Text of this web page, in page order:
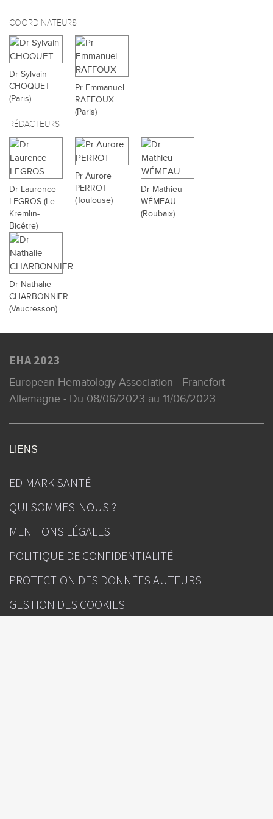
COORDINATEURS
Dr Sylvain
CHOQUET
(Paris)
Pr Emmanuel
RAFFOUX
(Paris)
RÉDACTEURS
Dr Laurence
LEGROS (Le
Kremlin-
Bicêtre)
Pr Aurore
PERROT
(Toulouse)
Dr Mathieu
WÉMEAU
(Roubaix)
Dr Nathalie
CHARBONNIER
(Vaucresson)
EHA 2023
European Hematology Association - Francfort -
Allemagne - Du 08/06/2023 au 11/06/2023
LIENS
EDIMARK SANTÉ
QUI SOMMES-NOUS ?
MENTIONS LÉGALES
POLITIQUE DE CONFIDENTIALITÉ
PROTECTION DES DONNÉES AUTEURS
GESTION DES COOKIES